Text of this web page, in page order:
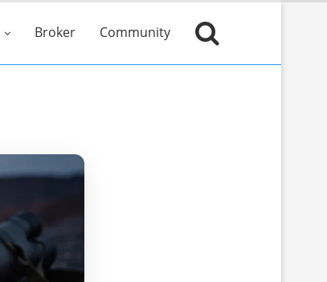
Broker Community